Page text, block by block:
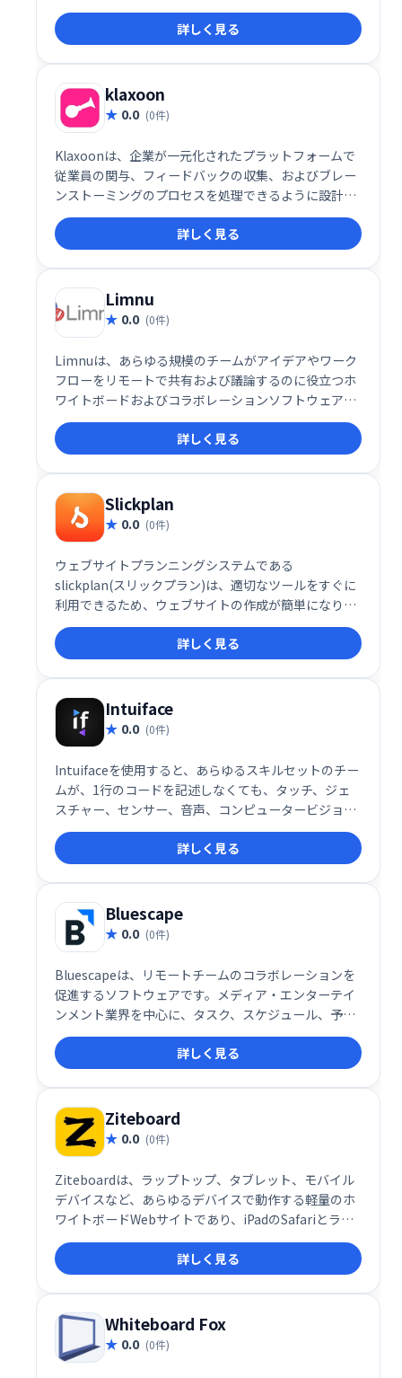
詳しく見る
klaxoon
0.0 (0件)
Klaxoonは、企業が一元化されたプラットフォームで
従業員の関与、フィードバックの収集、およびブレー
ンストーミングのプロセスを処理できるように設計さ
れた会議管理およびチームコラボレーションソフトウ
ェアです。
詳しく見る
Limnu
0.0 (0件)
Limnuは、あらゆる規模のチームがアイデアやワーク
フローをリモートで共有および議論するのに役立つホ
ワイトボードおよびコラボレーションソフトウェアで
す。チームメンバーが迅速なコミュニケーションを確
立できるようにする、組み込みのインスタントメッセ
ージングおよびビデオ会議ツールが付属しています。
詳しく見る
Slickplan
0.0 (0件)
ウェブサイトプランニングシステムである
slickplan(スリックプラン)は、適切なツールをすぐに
利用できるため、ウェブサイトの作成が簡単になりま
す。私たちのアプリは、あなたが得意なことに集中で
きる直感的でエレガントなインターフェースを提供し
ます：あなた自身、あなたのビジネス、またはあなた
のクライアントのために素晴らしいウェブサイトを作
成します。
詳しく見る
Intuiface
0.0 (0件)
Intuifaceを使用すると、あらゆるスキルセットのチー
ムが、1行のコードを記述しなくても、タッチ、ジェ
スチャー、センサー、音声、コンピュータービジョン
などに対応する、データが豊富な並外れたデジタルコ
ンテンツを配信できます。詳しく見る
Bluescape
0.0 (0件)
Bluescapeは、リモートチームのコラボレーションを
促進するソフトウェアです。メディア・エンターテイ
ンメント業界を中心に、タスク、スケジュール、予算
などをリアルタイムで共有・可視化することで、チー
ム間の円滑なコミュニケーションと効率的な情報管理
を実現します。利害関係者やパートナーとの連携強化
にも最適です。
詳しく見る
Ziteboard
0.0 (0件)
Ziteboardは、ラップトップ、タブレット、モバイル
デバイスなど、あらゆるデバイスで動作する軽量のホ
ワイトボードWebサイトであり、iPadのSafariとラッ
プトップ上のGoogleChromeの両方に最適化されてい
ます。
詳しく見る
Whiteboard Fox
0.0 (0件)